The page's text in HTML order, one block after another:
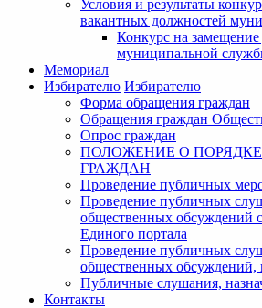
Условия и результаты
вакантных должностей
Конкурс на
муниципальной
Мемориал
Избирателю Избирателю
Форма обращения граждан
Обращения граждан
Опрос граждан
ПОЛОЖЕНИЕ О
ГРАЖДАН
Проведение публичных
Проведение публичных
общественных обсуждений
Единого портала
Проведение публичных
общественных
Публичные слушания,
Контакты